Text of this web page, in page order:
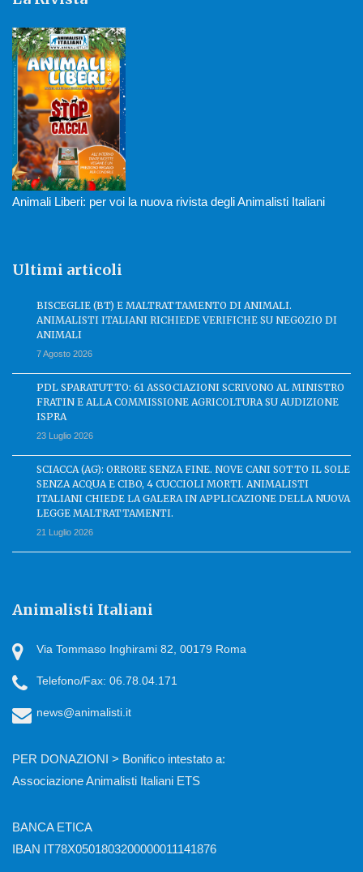
Animali Liberi: per voi la nuova rivista degli Animalisti Italiani
Ultimi articoli
BISCEGLIE (BT) E MALTRATTAMENTO DI ANIMALI.
ANIMALISTI ITALIANI RICHIEDE VERIFICHE SU NEGOZIO DI
ANIMALI
7 Agosto 2026
PDL SPARATUTTO: 61 ASSOCIAZIONI SCRIVONO AL MINISTRO
FRATIN E ALLA COMMISSIONE AGRICOLTURA SU AUDIZIONE
ISPRA
23 Luglio 2026
SCIACCA (AG): ORRORE SENZA FINE. NOVE CANI SOTTO IL SOLE
SENZA ACQUA E CIBO, 4 CUCCIOLI MORTI. ANIMALISTI
ITALIANI CHIEDE LA GALERA IN APPLICAZIONE DELLA NUOVA
LEGGE MALTRATTAMENTI.
21 Luglio 2026
Animalisti Italiani
Via Tommaso Inghirami 82, 00179 Roma
Telefono/Fax: 06.78.04.171
news@animalisti.it
PER DONAZIONI > Bonifico intestato a:
Associazione Animalisti Italiani ETS
BANCA ETICA
IBAN IT78X0501803200000011141876